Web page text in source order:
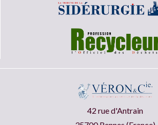
42 rue d'Antrain